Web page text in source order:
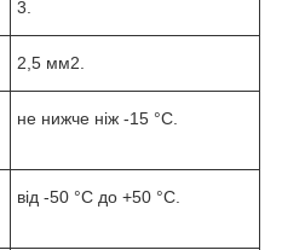
3.
2,5 мм2.
не нижче ніж -15 °C.
від -50 °C до +50 °C.